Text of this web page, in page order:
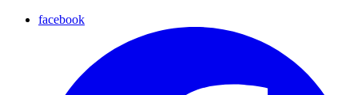
facebook